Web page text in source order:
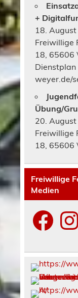
+
18.
Freiwillige
18, 65606
weyer.de/
Übung/
20.
Freiwillige
18, 65606
Freiwillige
Medien
Facebook